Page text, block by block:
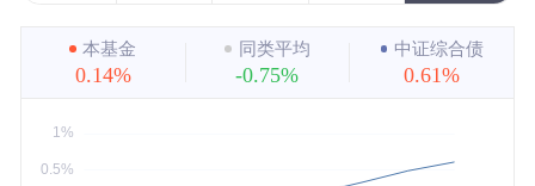
近3年
近5年
最大
本基金
0.14%
同类平均
-0.75%
中证综合债
0.61%